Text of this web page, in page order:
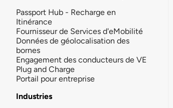
Passport Hub - Recharge en
Itinérance
Fournisseur de Services d'eMobilité
Données de géolocalisation des
bornes
Engagement des conducteurs de VE
Plug and Charge
Portail pour entreprise
Industries